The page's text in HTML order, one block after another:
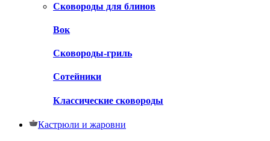
Сковороды для блинов
Вок
Сковороды-гриль
Сотейники
Классические сковороды
Кастрюли и жаровни